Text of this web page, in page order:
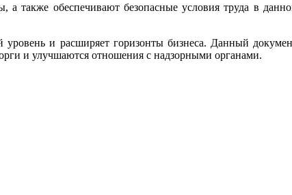
также обеспечивают безопасные условия труда в
и расширяет горизонты бизнеса. Данный
и улучшаются отношения с надзорными органами.